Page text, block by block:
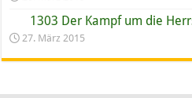
1303 Der Kampf um die
27. März 2015